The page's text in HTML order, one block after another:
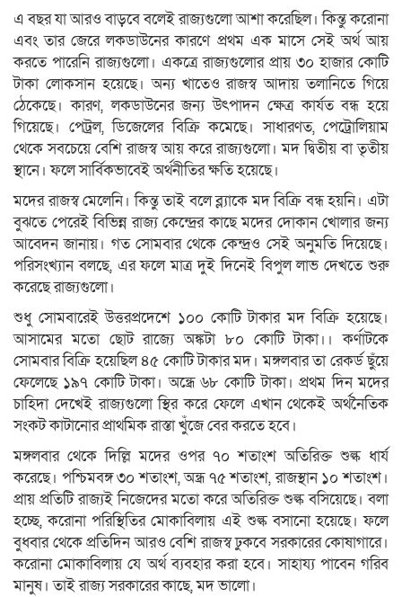
এ বছর যা আরও বাড়বে বলেই রাজ্যগুলো আশা করেছিল। কিন্তু করোনা
এবং তার জেরে লকডাউনের কারণে প্রথম এক মাসে সেই অর্থ আয়
করতে পারেনি রাজ্যগুলো। একত্রে রাজ্যগুলোর প্রায় ৩০ হাজার কোটি
টাকা লোকসান হয়েছে। অন্য খাতেও রাজস্ব আদায় তলানিতে গিয়ে
ঠেকেছে। কারণ, লকডাউনের জন্য উৎপাদন ক্ষেত্র কার্যত বন্ধ হয়ে
গিয়েছে। পেট্রল, ডিজেলের বিক্রি কমেছে। সাধারণত, পেট্রোলিয়াম
থেকে সবচেয়ে বেশি রাজস্ব আয় করে রাজ্যগুলো। মদ দ্বিতীয় বা তৃতীয়
স্থানে। ফলে সার্বিকভাবেই অর্থনীতির ক্ষতি হয়েছে।
মদের রাজস্ব মেলেনি। কিন্তু তাই বলে ব্ল্যাকে মদ বিক্রি বন্ধ হয়নি। এটা
বুঝতে পেরেই বিভিন্ন রাজ্য কেন্দ্রের কাছে মদের দোকান খোলার জন্য
আবেদন জানায়। গত সোমবার থেকে কেন্দ্রও সেই অনুমতি দিয়েছে।
পরিসংখ্যান বলছে, এর ফলে মাত্র দুই দিনেই বিপুল লাভ দেখতে শুরু
করেছে রাজ্যগুলো।
শুধু সোমবারেই উত্তরপ্রদেশে ১০০ কোটি টাকার মদ বিক্রি হয়েছে।
আসামের মতো ছোট রাজ্যে অঙ্কটা ৮০ কোটি টাকা।। কর্ণাটকে
সোমবার বিক্রি হয়েছিল ৪৫ কোটি টাকার মদ। মঙ্গলবার তা রেকর্ড ছুঁয়ে
ফেলেছে ১৯৭ কোটি টাকা। অন্ধ্রে ৬৮ কোটি টাকা। প্রথম দিন মদের
চাহিদা দেখেই রাজ্যগুলো স্থির করে ফেলে এখান থেকেই অর্থনৈতিক
সংকট কাটানোর প্রাথমিক রাস্তা খুঁজে বের করতে হবে।
মঙ্গলবার থেকে দিল্লি মদের ওপর ৭০ শতাংশ অতিরিক্ত শুল্ক ধার্য
করেছে। পশ্চিমবঙ্গ ৩০ শতাংশ, অন্ধ্র ৭৫ শতাংশ, রাজস্থান ১০ শতাংশ।
প্রায় প্রতিটি রাজ্যই নিজেদের মতো করে অতিরিক্ত শুল্ক বসিয়েছে। বলা
হচ্ছে, করোনা পরিস্থিতির মোকাবিলায় এই শুল্ক বসানো হয়েছে। ফলে
বুধবার থেকে প্রতিদিন আরও বেশি রাজস্ব ঢুকবে সরকারের কোষাগারে।
করোনা মোকাবিলায় যে অর্থ ব্যবহার করা হবে। সাহায্য পাবেন গরিব
মানুষ। তাই রাজ্য সরকারের কাছে, মদ ভালো।